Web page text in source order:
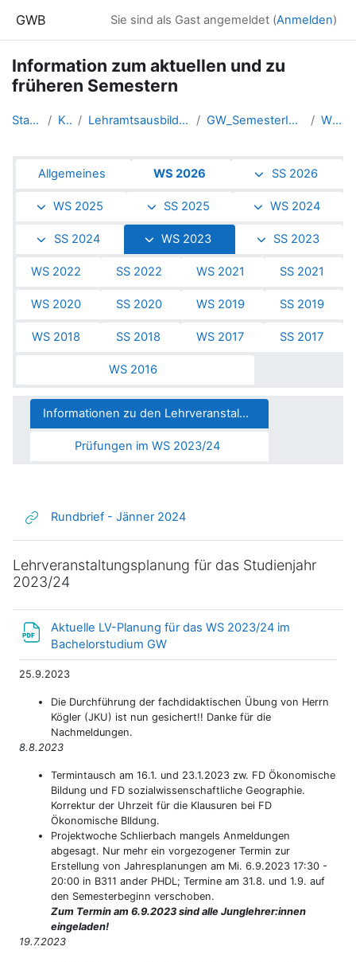
GWB Sie sind als Gast angemeldet (Anmelden)
Information zum aktuellen und zu
früheren Semestern
Startseite Kurse Lehramtsausbildung GW im Clust... GW_SemesterInformationen_Linz WS 2023
Abschnittsübersicht
Allgemeines WS 2026 SS 2026
WS 2025 SS 2025 WS 2024
SS 2024 WS 2023 SS 2023
WS 2022 SS 2022 WS 2021 SS 2021
WS 2020 SS 2020 WS 2019 SS 2019
WS 2018 SS 2018 WS 2017 SS 2017
WS 2016
Informationen zu den Lehrveranstaltungen
Prüfungen im WS 2023/24
Rundbrief - Jänner 2024Link/URL
Lehrveranstaltungsplanung für das Studienjahr
2023/24
Aktuelle LV-Planung für das WS 2023/24 im
Bachelorstudium GW
25.9.2023
Die Durchführung der fachdidaktischen Übung von Herrn
Kögler (JKU) ist nun gesichert!! Danke für die
Nachmeldungen.
8.8.2023
Termintausch am 16.1. und 23.1.2023 zw. FD Ökonomische
Bildung und FD sozialwissenschaftliche Geographie.
Korrektur der Uhrzeit für die Klausuren bei FD
Ökonomische BIldung.
Projektwoche Schlierbach mangels Anmeldungen
abgesagt. Nur mehr ein vorgezogener Termin zur
Erstellung von Jahresplanungen am Mi. 6.9.2023 17:30 -
20:00 in B311 ander PHDL; Termine am 31.8. und 1.9. auf
den Semesterbeginn verschoben.
Zum Termin am 6.9.2023 sind alle Junglehrer:innen
eingeladen!
19.7.2023